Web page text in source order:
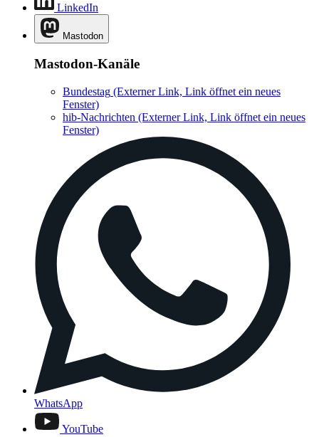
LinkedIn
Mastodon
Mastodon-Kanäle
Bundestag (Externer Link, Link öffnet ein neues
Fenster)
hib-Nachrichten (Externer Link, Link öffnet ein neues
Fenster)
WhatsApp
YouTube